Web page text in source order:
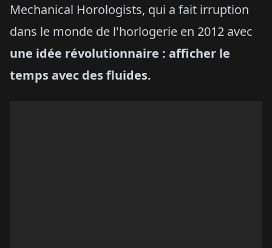
Mechanical Horologists, qui a fait irruption
dans le monde de l'horlogerie en 2012 avec
une idée révolutionnaire : afficher le
temps avec des fluides.